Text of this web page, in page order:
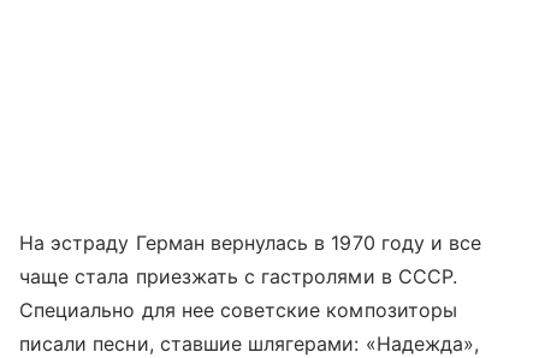
На эстраду Герман вернулась в 1970 году и все
чаще стала приезжать с гастролями в СССР.
Специально для нее советские композиторы
писали песни, ставшие шлягерами: «Надежда»,